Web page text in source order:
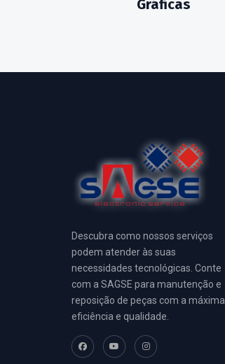
Gráficas
Descubra como nossos serviços
podem atender às suas
necessidades tecnológicas. Conte
com a SAGSE para manutenção e
reposição de peças com a máxima
eficiência e qualidade.